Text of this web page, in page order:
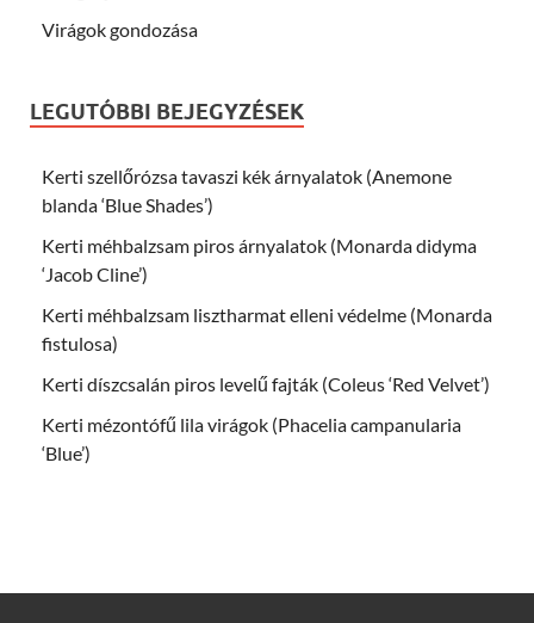
Virágok gondozása
LEGUTÓBBI BEJEGYZÉSEK
Kerti szellőrózsa tavaszi kék árnyalatok (Anemone
blanda ‘Blue Shades’)
Kerti méhbalzsam piros árnyalatok (Monarda didyma
‘Jacob Cline’)
Kerti méhbalzsam lisztharmat elleni védelme (Monarda
fistulosa)
Kerti díszcsalán piros levelű fajták (Coleus ‘Red Velvet’)
Kerti mézontófű lila virágok (Phacelia campanularia
‘Blue’)